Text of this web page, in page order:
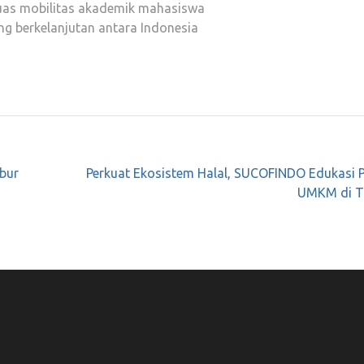
mobilitas akademik mahasiswa
berkelanjutan antara Indonesia
Perkuat Ekosistem Halal, SUCOFINDO Edukasi
UMKM di